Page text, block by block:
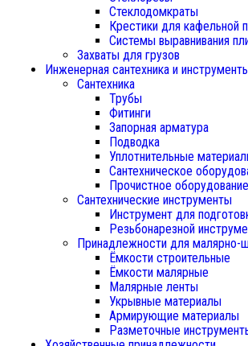
Стеклодомкраты
Крестики для кафельной
Системы выравнивания
Захваты для грузов
Инженерная сантехника и
Сантехника
Трубы
Фитинги
Запорная арматура
Подводка
Уплотнительные
Сантехническое
Прочистное оборудование
Сантехнические инструменты
Инструмент для
Резьбонарезной
Принадлежности для малярно-
Ёмкости строительные
Ёмкости малярные
Малярные ленты
Укрывные материалы
Армирующие материалы
Разметочные